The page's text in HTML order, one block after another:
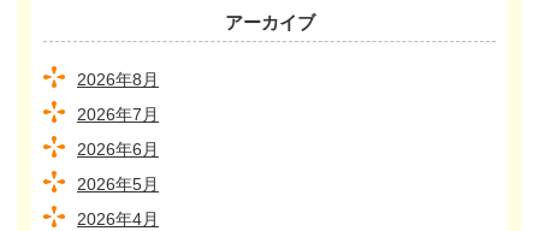
アーカイブ
2026年8月
2026年7月
2026年6月
2026年5月
2026年4月